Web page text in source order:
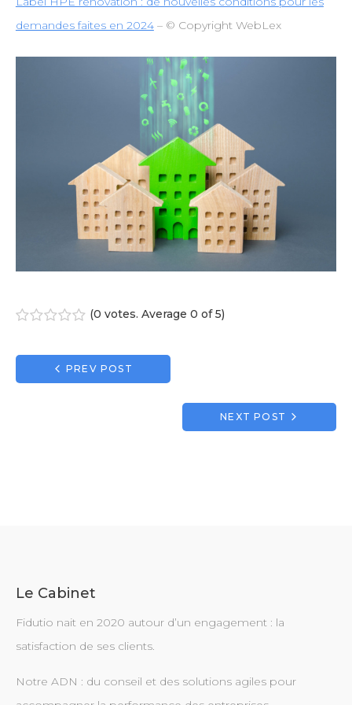
demandes faites en 2024– © Copyright WebLex
(0 votes. Average 0 of 5)
Navigation
de
PREV POST
NEXT POST
Le Cabinet
Fidutio nait en 2020 autour d’un engagement : la
satisfaction de ses clients.
Notre ADN : du conseil et des solutions agiles pour